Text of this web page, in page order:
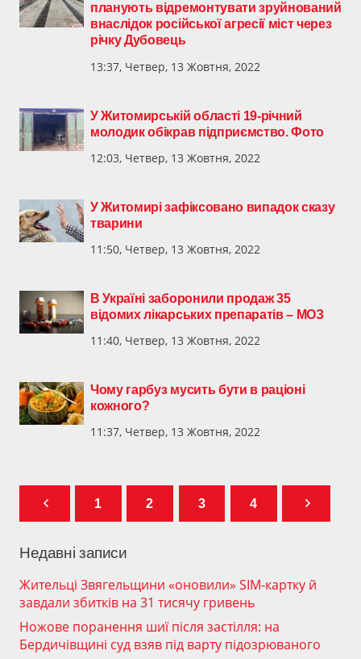
планують відремонтувати зруйнований
внаслідок російської агресії міст через
річку Дубовець
13:37, Четвер, 13 Жовтня, 2022
У Житомирській області 19-річний
молодик обікрав підприємство. Фото
12:03, Четвер, 13 Жовтня, 2022
У Житомирі зафіксовано випадок сказу
тварини
11:50, Четвер, 13 Жовтня, 2022
В Україні заборонили продаж 35
відомих лікарських препаратів – МОЗ
11:40, Четвер, 13 Жовтня, 2022
Чому гарбуз мусить бути в раціоні
кожного?
11:37, Четвер, 13 Жовтня, 2022
1 2 3 4
Недавні записи
Жительці Звягельщини «оновили» SIM-картку й
завдали збитків на 31 тисячу гривень
Ножове поранення шиї після застілля: на
Бердичівщині суд взяв під варту підозрюваного